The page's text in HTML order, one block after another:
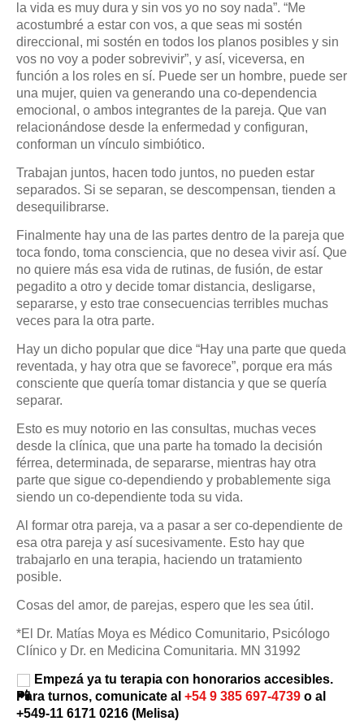
la vida es muy dura y sin vos yo no soy nada”. “Me
acostumbré a estar con vos, a que seas mi sostén
direccional, mi sostén en todos los planos posibles y sin
vos no voy a poder sobrevivir”, y así, viceversa, en
función a los roles en sí. Puede ser un hombre, puede ser
una mujer, quien va generando una co-dependencia
emocional, o ambos integrantes de la pareja. Que van
relacionándose desde la enfermedad y configuran,
conforman un vínculo simbiótico.
Trabajan juntos, hacen todo juntos, no pueden estar
separados. Si se separan, se descompensan, tienden a
desequilibrarse.
Finalmente hay una de las partes dentro de la pareja que
toca fondo, toma consciencia, que no desea vivir así. Que
no quiere más esa vida de rutinas, de fusión, de estar
pegadito a otro y decide tomar distancia, desligarse,
separarse, y esto trae consecuencias terribles muchas
veces para la otra parte.
Hay un dicho popular que dice “Hay una parte que queda
reventada, y hay otra que se favorece”, porque era más
consciente que quería tomar distancia y que se quería
separar.
Esto es muy notorio en las consultas, muchas veces
desde la clínica, que una parte ha tomado la decisión
férrea, determinada, de separarse, mientras hay otra
parte que sigue co-dependiendo y probablemente siga
siendo un co-dependiente toda su vida.
Al formar otra pareja, va a pasar a ser co-dependiente de
esa otra pareja y así sucesivamente. Esto hay que
trabajarlo en una terapia, haciendo un tratamiento
posible.
Cosas del amor, de parejas, espero que les sea útil.
*El Dr. Matías Moya es Médico Comunitario, Psicólogo
Clínico y Dr. en Medicina Comunitaria. MN 31992
Empezá ya tu terapia con honorarios accesibles.
Para turnos, comunicate al +54 9 385 697-4739 o al
+549-11 6171 0216 (Melisa)